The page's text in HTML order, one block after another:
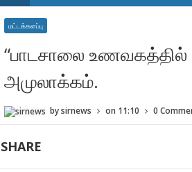
மட்டக்களப்பு
“பாடசாலை
அமுலாக்கம்.
bysirnews on 11:10 0
SHARE